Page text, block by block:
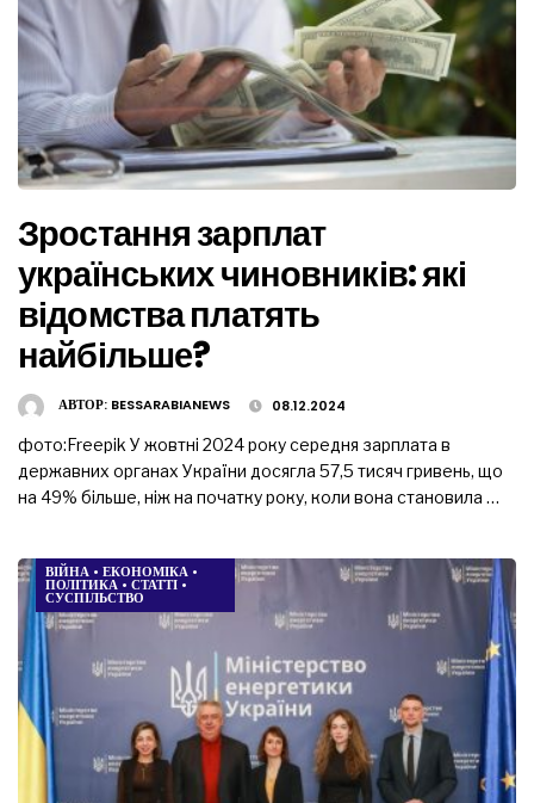
Зростання зарплат
українських чиновників: які
відомства платять
найбільше?
АВТОР: BESSARABIANEWS 08.12.2024
фото:Freepik У жовтні 2024 року середня зарплата в
державних органах України досягла 57,5 тисяч гривень, що
на 49% більше, ніж на початку року, коли вона становила …
ВІЙНА • ЕКОНОМІКА •
ПОЛІТИКА • СТАТТІ •
СУСПІЛЬСТВО